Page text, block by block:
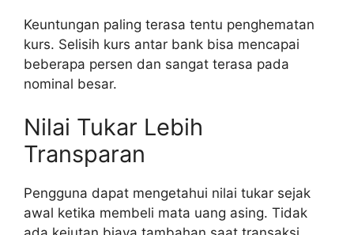
Keuntungan paling terasa tentu penghematan
kurs. Selisih kurs antar bank bisa mencapai
beberapa persen dan sangat terasa pada
nominal besar.
Nilai Tukar Lebih
Transparan
Pengguna dapat mengetahui nilai tukar sejak
awal ketika membeli mata uang asing. Tidak